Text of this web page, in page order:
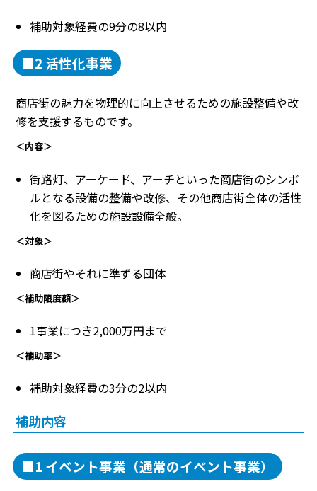
補助対象経費の9分の8以内
■2 活性化事業
商店街の魅力を物理的に向上させるための施設整備や改
修を支援するものです。
＜内容＞
街路灯、アーケード、アーチといった商店街のシンボ
ルとなる設備の整備や改修、その他商店街全体の活性
化を図るための施設設備全般。
＜対象＞
商店街やそれに準ずる団体
＜補助限度額＞
1事業につき2,000万円まで
＜補助率＞
補助対象経費の3分の2以内
補助内容
■1 イベント事業（通常のイベント事業）